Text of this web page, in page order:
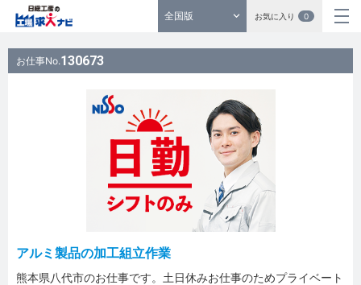
全国版 お気に入り 0
お仕事No.130673
アルミ製品の加工組立作業
熊本県八代市のお仕事です。土日休みお仕事のためプライベート